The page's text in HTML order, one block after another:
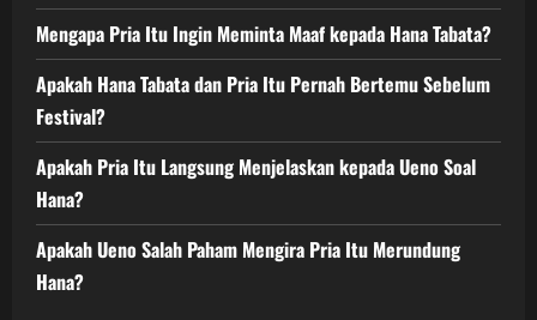
Mengapa Pria Itu Ingin Meminta Maaf kepada Hana Tabata?
Apakah Hana Tabata dan Pria Itu Pernah Bertemu Sebelum
Festival?
Apakah Pria Itu Langsung Menjelaskan kepada Ueno Soal
Hana?
Apakah Ueno Salah Paham Mengira Pria Itu Merundung
Hana?